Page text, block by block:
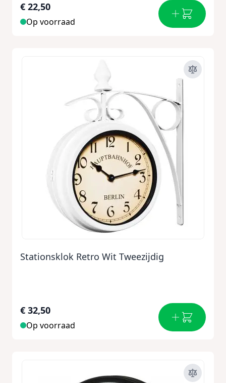
€ 22,50
Op voorraad
Stationsklok Retro Wit Tweezijdig
€ 32,50
Op voorraad